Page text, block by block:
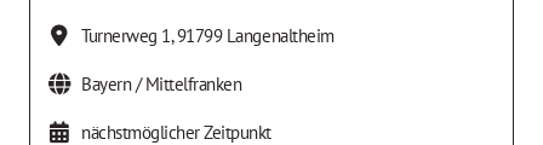
Turnerweg 1,91799 Langenaltheim
Bayern / Mittelfranken
nächstmöglicher Zeitpunkt